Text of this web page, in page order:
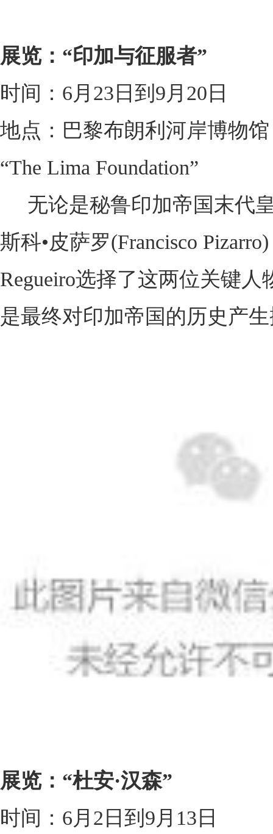
展览：“印加与征服者”
时间：6月23日到9月20日
地点：巴黎布朗利河岸博物馆
“The Lima Foundation”
无论是秘鲁印加帝国末代皇
斯科•皮萨罗(Francisco
Regueiro选择了这两位关键
是最终对印加帝国的历史产
展览：“杜安·汉森”
时间：6月2日到9月13日